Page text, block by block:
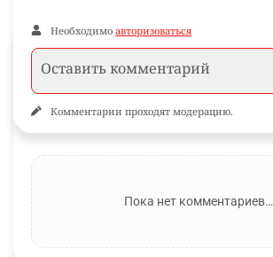
Необходимо авторизоваться
Комментарии проходят модерацию.
Пока нет комментариев…